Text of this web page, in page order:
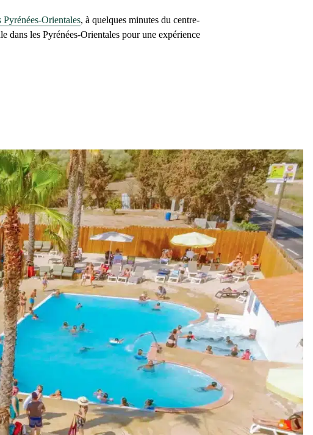
Pyrénées-Orientales, à quelques minutes du centre-
les Pyrénées-Orientales pour une expérience